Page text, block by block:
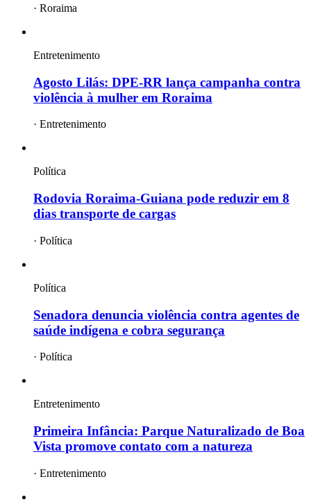
· Roraima
Entretenimento
Agosto Lilás: DPE-RR lança campanha contra
violência à mulher em Roraima
· Entretenimento
Política
Rodovia Roraima-Guiana pode reduzir em 8
dias transporte de cargas
· Política
Política
Senadora denuncia violência contra agentes de
saúde indígena e cobra segurança
· Política
Entretenimento
Primeira Infância: Parque Naturalizado de Boa
Vista promove contato com a natureza
· Entretenimento